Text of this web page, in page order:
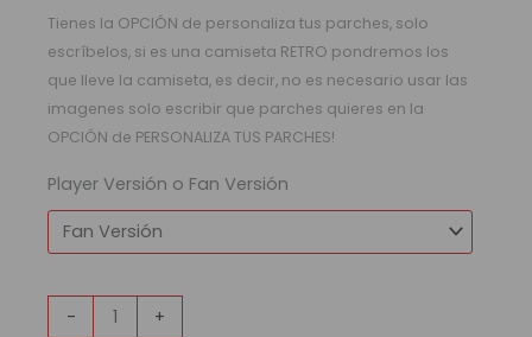
Tienes la OPCIÓN de personaliza tus parches, solo
escríbelos, si es una camiseta RETRO pondremos los
que lleve la camiseta, es decir, no es necesario usar las
imagenes solo escribir que parches quieres en la
OPCIÓN de PERSONALIZA TUS PARCHES!
Player Versión o Fan Versión
- +